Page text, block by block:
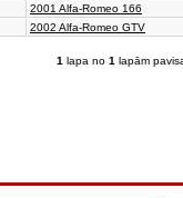
2001 Alfa-Romeo 166
2002 Alfa-Romeo GTV
1 lapa no 1 lapām